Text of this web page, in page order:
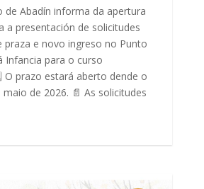
de Abadín informa da apertura
a presentación de solicitudes
praza e novo ingreso no Punto
Infancia para o curso
O prazo estará aberto dende o
de 2026. 📄 As solicitudes